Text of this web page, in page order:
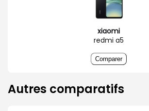
xiaomi
redmi a5
Comparer
Autres comparatifs